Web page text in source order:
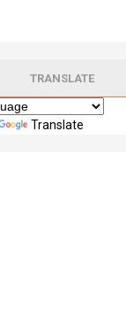
TRANSLATE
Translate